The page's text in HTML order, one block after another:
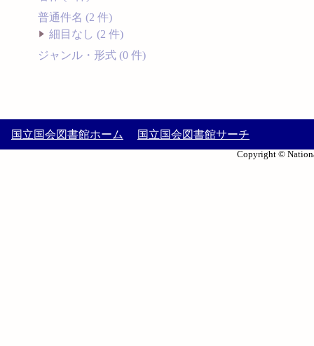
普通件名 (2 件)
細目なし (2 件)
ジャンル・形式 (0 件)
国立国会図書館ホーム 国立国会図書館サーチ
Copyright ©